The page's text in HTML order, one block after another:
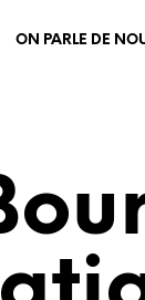
ON PARLE DE